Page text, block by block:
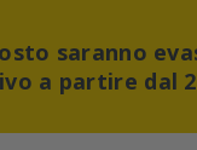
saranno
a partire dal